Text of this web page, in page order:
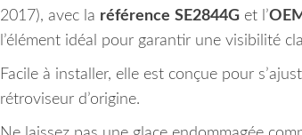
2017), avec la référence SE2844Get l’
l’élément idéal pour garantir une visibilité
Facile à installer, elle est conçue pour
rétroviseur d’origine.